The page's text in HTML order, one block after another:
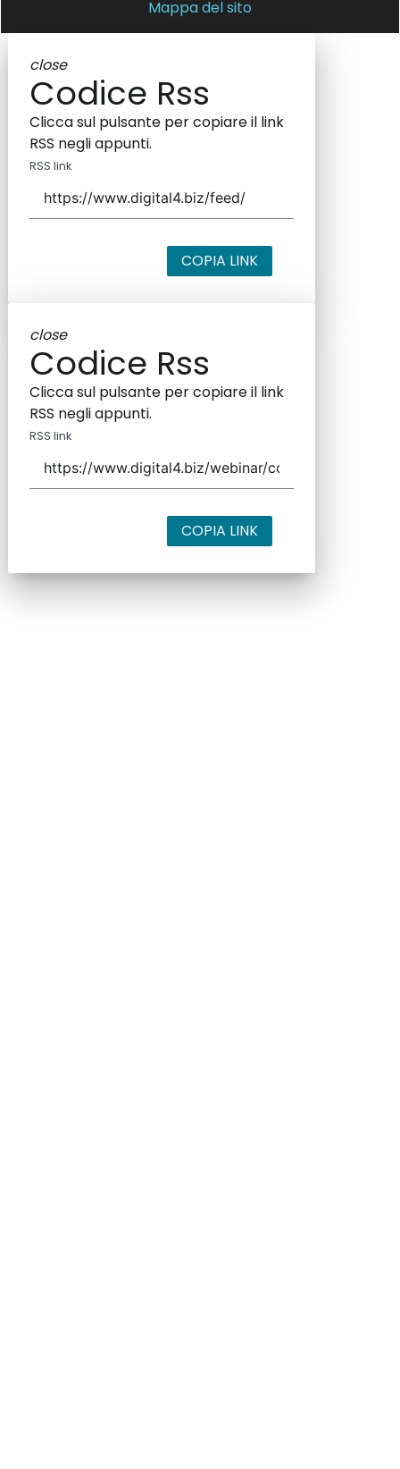
Mappa del sito
close
Codice Rss
Clicca sul pulsante per copiare il link
RSS negli appunti.
RSS link
COPIA LINK
close
Codice Rss
Clicca sul pulsante per copiare il link
RSS negli appunti.
RSS link
COPIA LINK